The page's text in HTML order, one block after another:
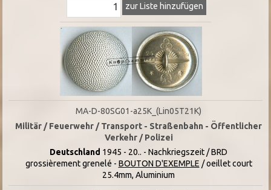
zur Liste hinzufügen
MA-D-80SG01-a25K_(Lin05T21K)
Militär / Feuerwehr / Transport - Straßenbahn - Öffentlicher
Verkehr / Polizei
Deutschland 1945 - 20.. - Nachkriegszeit / BRD
grossièrement grenelé - BOUTON D'EXEMPLE / oeillet court
25.4mm, Aluminium